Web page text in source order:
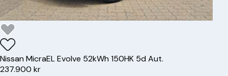
NissanMicraEL Evolve 52kWh 150HK 5d Aut.
237.900 kr